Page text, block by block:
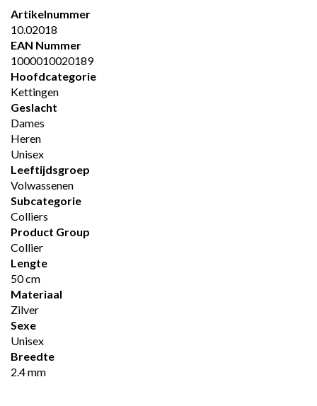
Artikelnummer
10.02018
EAN Nummer
1000010020189
Hoofdcategorie
Kettingen
Geslacht
Dames
Heren
Unisex
Leeftijdsgroep
Volwassenen
Subcategorie
Colliers
Product Group
Collier
Lengte
50 cm
Materiaal
Zilver
Sexe
Unisex
Breedte
2.4 mm